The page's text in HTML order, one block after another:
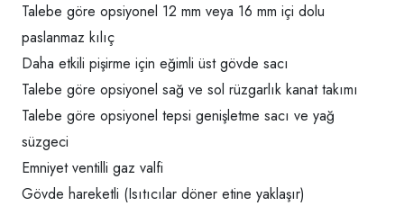
Talebe göre opsiyonel 12 mm veya 16 mm içi dolu
paslanmaz kılıç
Daha etkili pişirme için eğimli üst gövde sacı
Talebe göre opsiyonel sağ ve sol rüzgarlık kanat takımı
Talebe göre opsiyonel tepsi genişletme sacı ve yağ
süzgeci
Emniyet ventilli gaz valfi
Gövde hareketli (Isıtıcılar döner etine yaklaşır)